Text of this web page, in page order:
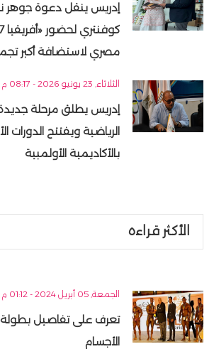
إدريس ينقل دعوة جوهر
مصري لاستضافة أكبر
الثلاثاء, 23 يونيو 2026 - 08:17 م
إدريس يطلق مرحلة جديدة
الرياضية ويفتتح الدورات
بالأكاديمية الأولمبية
الأكثر قراءه
الجمعة, 05 أبريل 2024 - 01:12 م
تعرف على تفاصيل بطولة
الأجسام